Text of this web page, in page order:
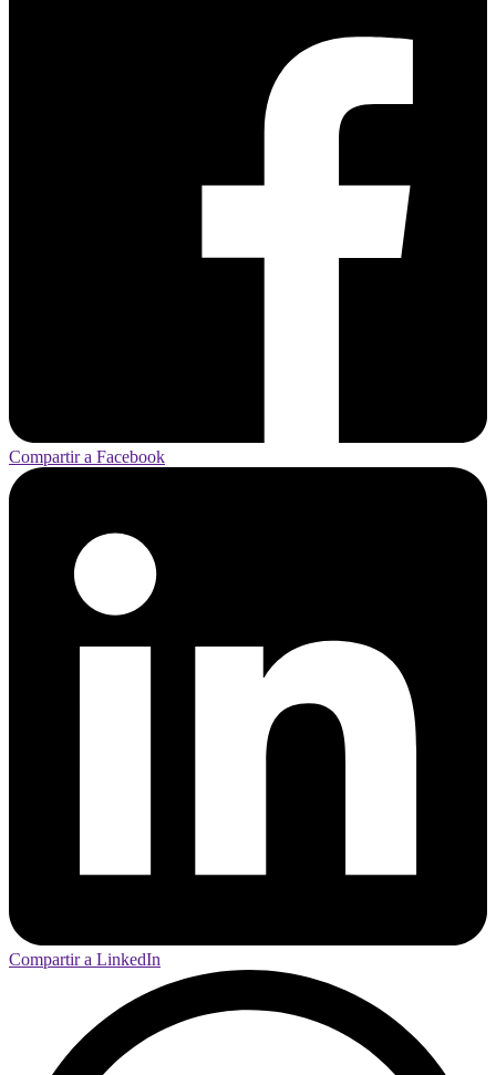
Compartir a Facebook
Compartir a LinkedIn